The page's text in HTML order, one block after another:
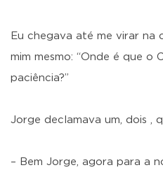
Eu chegava até me virar na
mim mesmo: “Onde é que o
paciência?”
Jorge declamava um, dois ,
– Bem Jorge, agora para a